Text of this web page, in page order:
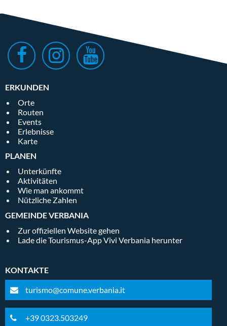
ERKUNDEN
Orte
Routen
Events
Erlebnisse
Karte
PLANEN
Unterkünfte
Aktivitäten
Wie man ankommt
Nützliche Zahlen
GEMEINDE VERBANIA
Zur offiziellen Website gehen
Lade die Tourismus-App Vivi Verbania herunter
KONTAKTE
turismo@comune.verbania.it
+39 0323.503249